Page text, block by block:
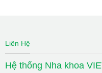
Liên Hệ
Hệ thống Nha khoa